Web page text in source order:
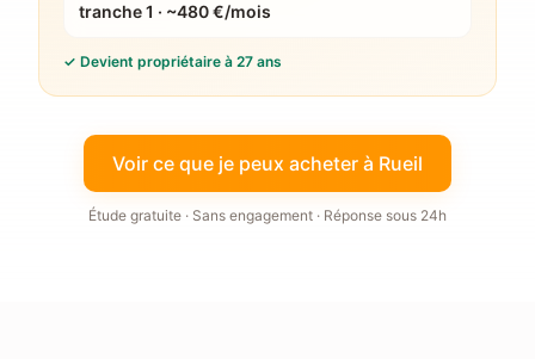
tranche 1 · ~480 €/mois
✓ Devient propriétaire à 27 ans
Voir ce que je peux acheter à Rueil
Étude gratuite · Sans engagement · Réponse sous 24h